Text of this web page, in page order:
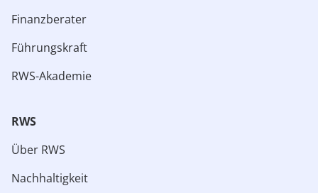
Finanzberater
Führungskraft
RWS-Akademie
RWS
Über RWS
Nachhaltigkeit